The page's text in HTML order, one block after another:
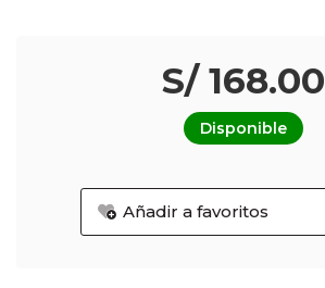
S/ 168.00
Disponible
Añadir a favoritos